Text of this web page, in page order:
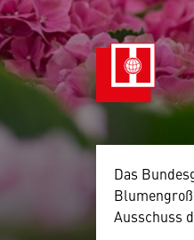
Das
Ausschuss